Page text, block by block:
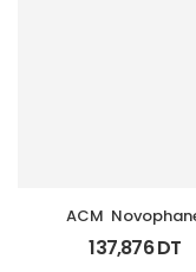
ACM
Coffret Anti Chute
(Lotion+Shp+Cp)
137,876DT